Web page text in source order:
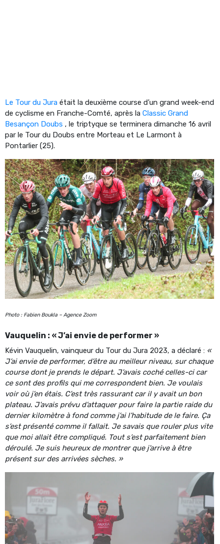
Le Tour du Jura était la deuxième course d’un grand week-end
de cyclisme en Franche-Comté, après la Classic Grand
Besançon Doubs , le triptyque se terminera dimanche 16 avril
par le Tour du Doubs entre Morteau et Le Larmont à
Pontarlier (25).
Photo : Fabien Boukla – Agence Zoom
Vauquelin : « J’ai envie de performer »
Kévin Vauquelin, vainqueur du Tour du Jura 2023, a déclaré : «
J’ai envie de performer, d’être au meilleur niveau, sur chaque
course dont je prends le départ. J’avais coché celles-ci car
ce sont des profils qui me correspondent bien. Je voulais
voir où j’en étais. C’est très rassurant car il y avait un bon
plateau. J’avais prévu d’attaquer pour faire la partie raide du
dernier kilomètre à fond comme j’ai l’habitude de le faire. Ça
s’est présenté comme il fallait. Je savais que rouler plus vite
que moi allait être compliqué. Tout s’est parfaitement bien
déroulé. Je suis heureux de montrer que j’arrive à être
présent sur des arrivées sèches. »